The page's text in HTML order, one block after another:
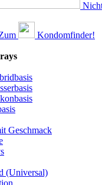
um
Kondomfinder!
Geschmack
(Universal)